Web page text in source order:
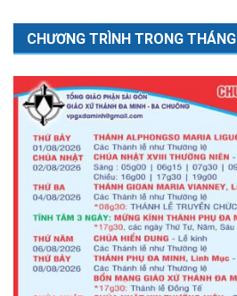
CHƯƠNG TRÌNH TRONG THÁNG